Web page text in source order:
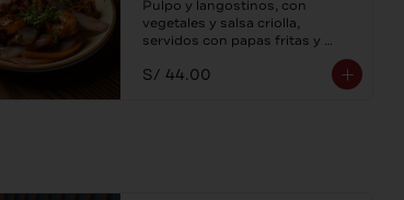
Pulpo y langostinos, con
vegetales y salsa criolla,
servidos con papas fritas y
arroz. Al estilo lomo saltado, un
mar de sabores.
S/ 44.00